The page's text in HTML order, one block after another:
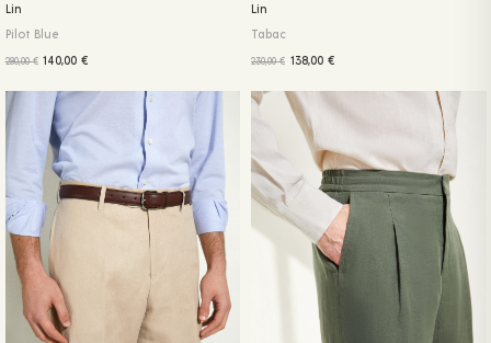
Lin
Pilot Blue
280,00€ 140,00€
Lin
Tabac
230,00€ 138,00 €